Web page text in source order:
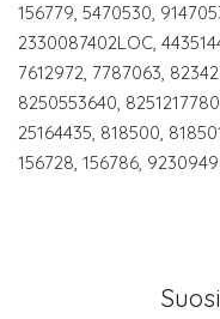
156779, 5470530,
2330087402LOC,
7612972, 7787063,
8250553640,
25164435, 818500,
156728, 156786,